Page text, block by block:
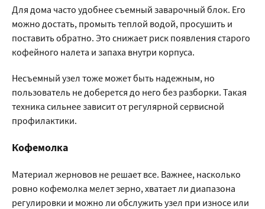
Для дома часто удобнее съемный заварочный блок. Его
можно достать, промыть теплой водой, просушить и
поставить обратно. Это снижает риск появления старого
кофейного налета и запаха внутри корпуса.
Несъемный узел тоже может быть надежным, но
пользователь не доберется до него без разборки. Такая
техника сильнее зависит от регулярной сервисной
профилактики.
Кофемолка
Материал жерновов не решает все. Важнее, насколько
ровно кофемолка мелет зерно, хватает ли диапазона
регулировки и можно ли обслужить узел при износе или